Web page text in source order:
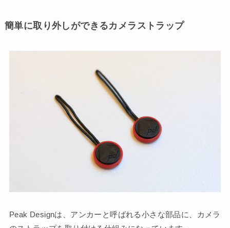
簡単に取り外しができるカメラストラップ
Peak Designは、アンカーと呼ばれる小さな部品に、カメラ